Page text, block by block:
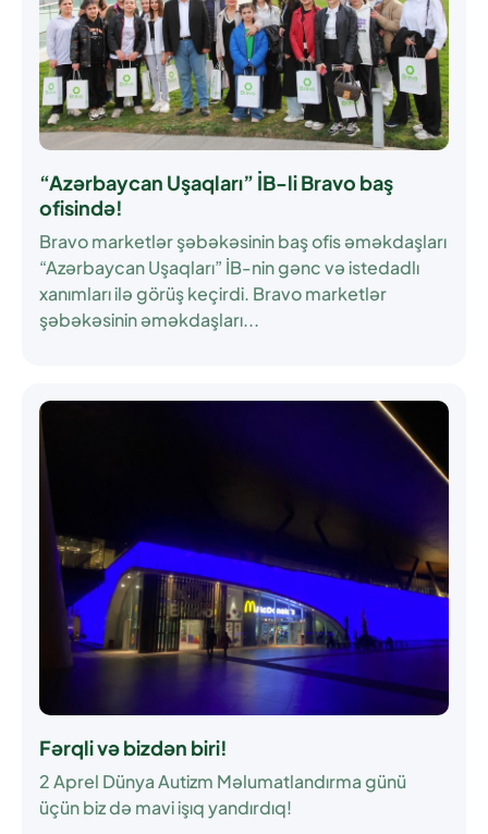
“Azərbaycan Uşaqları” İB-li Bravo baş
ofisində!
Bravo marketlər şəbəkəsinin baş ofis əməkdaşları
“Azərbaycan Uşaqları” İB-nin gənc və istedadlı
xanımları ilə görüş keçirdi. Bravo marketlər
şəbəkəsinin əməkdaşları...
Fərqli və bizdən biri!
2 Aprel Dünya Autizm Məlumatlandırma günü
üçün biz də mavi işıq yandırdıq!